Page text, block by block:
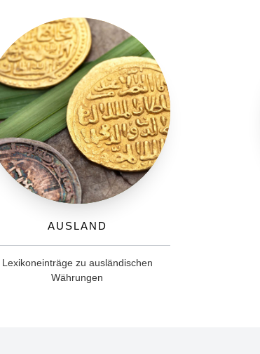
Ausland
Lexikoneinträge zu ausländischen
Währungen